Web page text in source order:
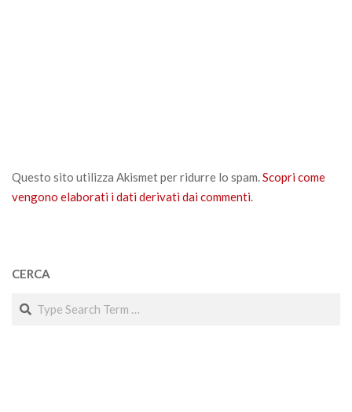
Questo sito utilizza Akismet per ridurre lo spam.Scopri come
vengono elaborati i dati derivati dai commenti.
CERCA
Search